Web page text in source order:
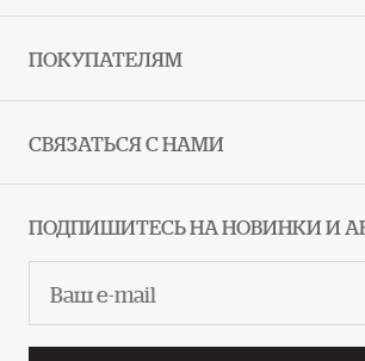
ПОКУПАТЕЛЯМ
СВЯЗАТЬСЯ С НАМИ
ПОДПИШИТЕСЬ НА НОВИНКИ И